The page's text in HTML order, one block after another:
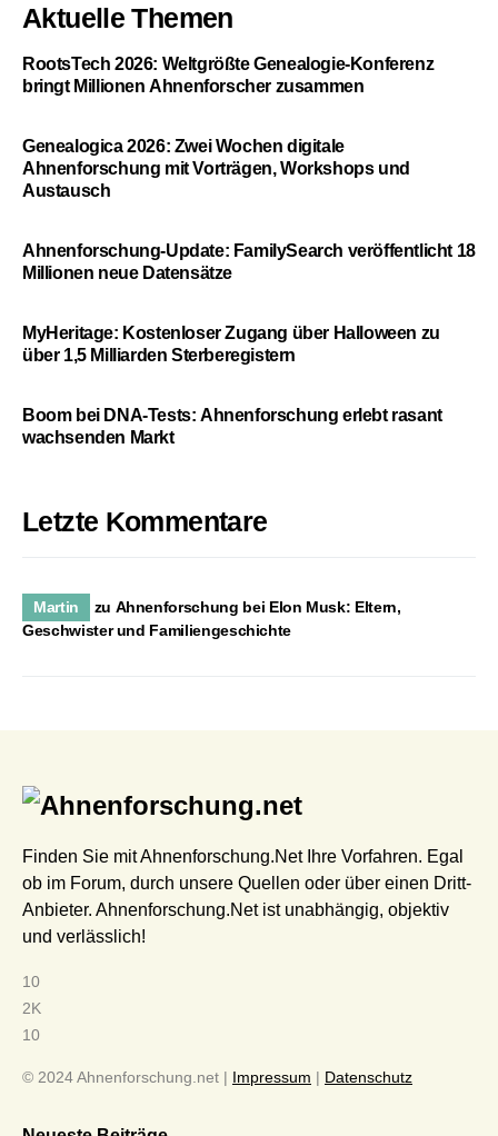
Aktuelle Themen
RootsTech 2026: Weltgrößte Genealogie-Konferenz
bringt Millionen Ahnenforscher zusammen
Genealogica 2026: Zwei Wochen digitale
Ahnenforschung mit Vorträgen, Workshops und
Austausch
Ahnenforschung-Update: FamilySearch veröffentlicht 18
Millionen neue Datensätze
MyHeritage: Kostenloser Zugang über Halloween zu
über 1,5 Milliarden Sterberegistern
Boom bei DNA-Tests: Ahnenforschung erlebt rasant
wachsenden Markt
Letzte Kommentare
Martin zu Ahnenforschung bei Elon Musk: Eltern,
Geschwister und Familiengeschichte
Finden Sie mit Ahnenforschung.Net Ihre Vorfahren. Egal
ob im Forum, durch unsere Quellen oder über einen Dritt-
Anbieter. Ahnenforschung.Net ist unabhängig, objektiv
und verlässlich!
10
2K
10
© 2024 Ahnenforschung.net | Impressum | Datenschutz